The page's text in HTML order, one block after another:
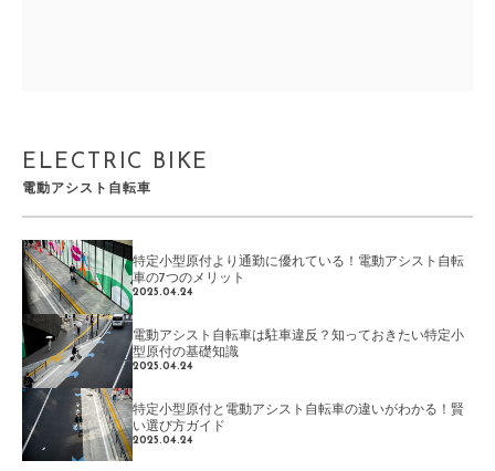
ELECTRIC BIKE
電動アシスト自転車
特定小型原付より通勤に優れている！電動アシスト自転
車の7つのメリット
2025.04.24
電動アシスト自転車は駐車違反？知っておきたい特定小
型原付の基礎知識
2025.04.24
特定小型原付と電動アシスト自転車の違いがわかる！賢
い選び方ガイド
2025.04.24